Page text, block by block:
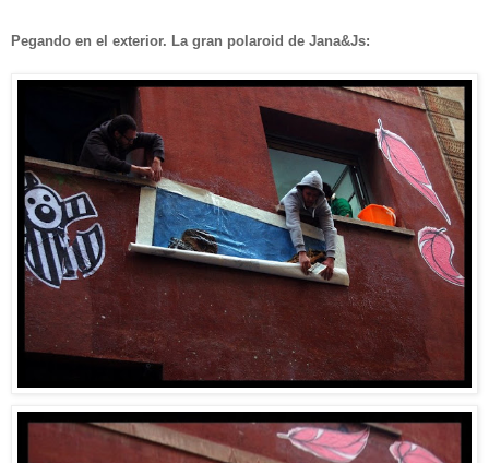
Pegando en el exterior. La gran polaroid de Jana&Js: